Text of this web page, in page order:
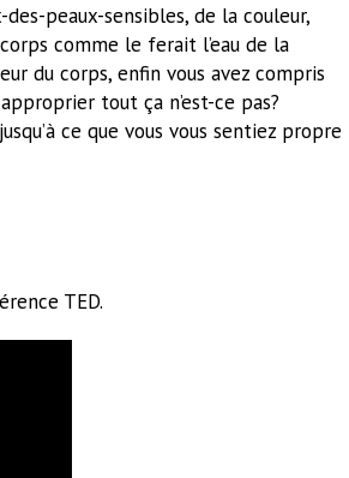
peaux-sensibles, de la couleur,
comme le ferait l’eau de la
du corps, enfin vous avez compris
tout ça n’est-ce pas?
ce que vous vous sentiez propre
TED.